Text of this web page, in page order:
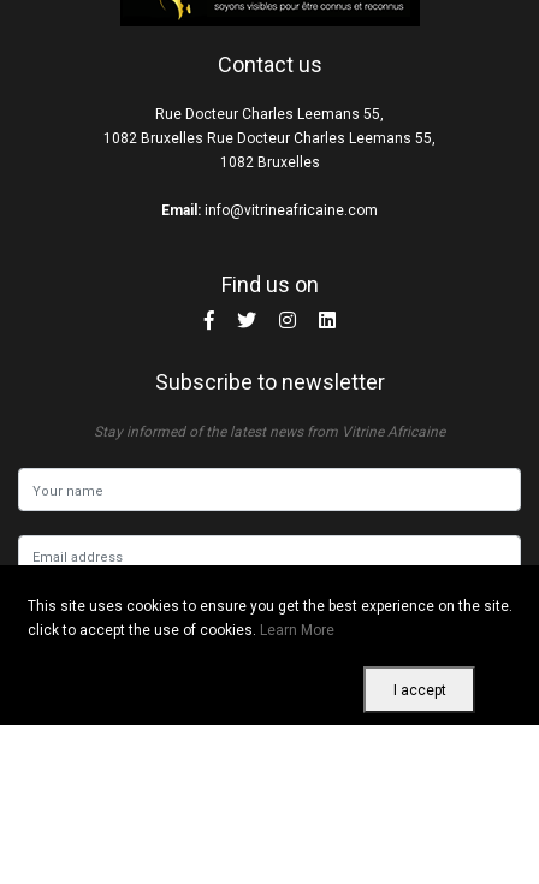
This site uses cookies to ensure you get the best experience on the site.
click to accept the use of cookies. Learn More
I accept
Contact us
Rue Docteur Charles Leemans 55,
1082 Bruxelles Rue Docteur Charles Leemans 55,
1082 Bruxelles
Email: info@vitrineafricaine.com
Find us on
Subscribe to newsletter
Stay informed of the latest news from Vitrine Africaine
SUBSCRIBE